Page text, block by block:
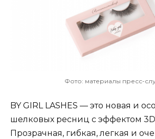
Фото: материалы пресс-
BY GIRL LASHES — это новая и
шелковых ресниц с эффектом
Прозрачная, гибкая, легкая и